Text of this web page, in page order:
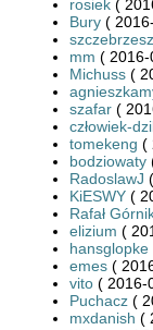
rosiek (
Bury (
mm ( 2016-
Michuss (
szafar (
człowiek-
tomekeng (
bodziowaty
RadoslawJ
KiESWY (
Rafał
elizium (
hansglopke
emes (
vito ( 2016-
Puchacz (
mxdanish (